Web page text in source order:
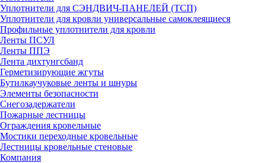
Уплотнители для СЭНДВИЧ-ПАНЕЛЕЙ (ТСП)
Уплотнители для кровли универсальные самоклеящиеся
Профильные уплотнители для кровли
Ленты ПСУЛ
Ленты ППЭ
Лента дихтунгсбанд
Герметизирующие жгуты
Бутилкаучуковые ленты и шнуры
Элементы безопасности
Снегозадержатели
Пожарные лестницы
Ограждения кровельные
Мостики переходные кровельные
Лестницы кровельные стеновые
Компания